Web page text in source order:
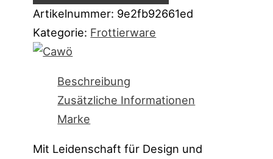
Artikelnummer: 9e2fb92661ed
Kategorie: Frottierware
Beschreibung
Zusätzliche Informationen
Marke
Mit Leidenschaft für Design und